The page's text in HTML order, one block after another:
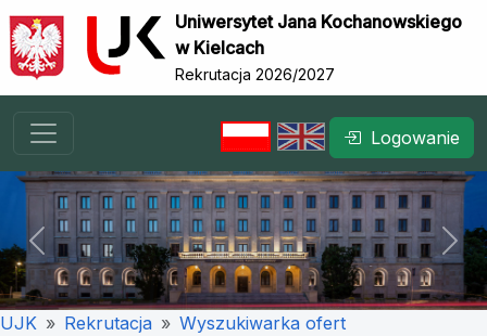
Uniwersytet Jana Kochanowskiego
w Kielcach
Rekrutacja 2026/2027
Logowanie
Previous Next
UJK Rekrutacja Wyszukiwarka ofert